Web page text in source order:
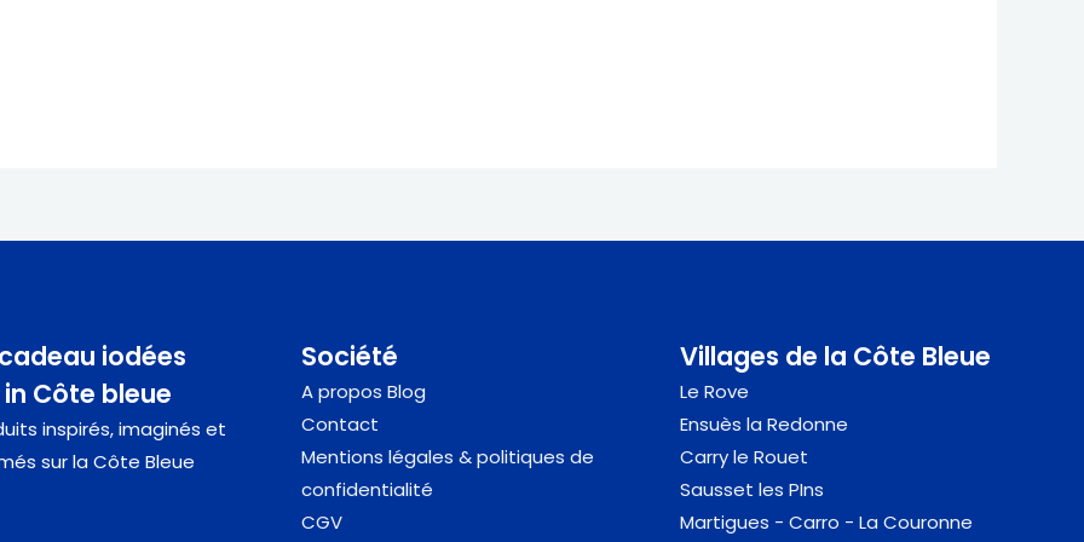
iodées
Côte bleue
inspirés, imaginés et
sur la Côte Bleue
Société
A propos Blog
Contact
Mentions légales & politiques de
confidentialité
CGV
Villages de la Côte Bleue
Le Rove
Ensuès la Redonne
Carry le Rouet
Sausset les PIns
Martigues - Carro - La Couronne